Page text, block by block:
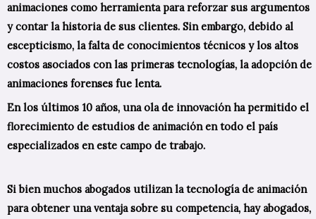
animaciones como herramienta para reforzar sus argumentos
y contar la historia de sus clientes. Sin embargo, debido al
escepticismo, la falta de conocimientos técnicos y los altos
costos asociados con las primeras tecnologías, la adopción de
animaciones forenses fue lenta.
En los últimos 10 años, una ola de innovación ha permitido el
florecimiento de estudios de animación en todo el país
especializados en este campo de trabajo.
Si bien muchos abogados utilizan la tecnología de animación
para obtener una ventaja sobre su competencia, hay abogados,